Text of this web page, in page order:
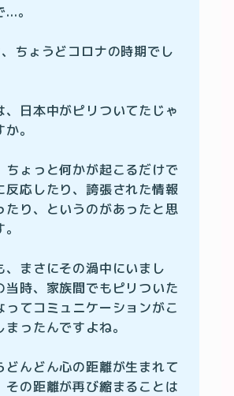
。
ちょうどコロナの時期でし
、日本中がピリついてたじゃ
。
ちょっと何かが起こるだけで
反応したり、誇張された情報
たり、というのがあったと思
、まさにその渦中にいまし
当時、家族間でもピリついた
ってコミュニケーションがこ
まったんですよね。
どんどん心の距離が生まれて
その距離が再び縮まることは